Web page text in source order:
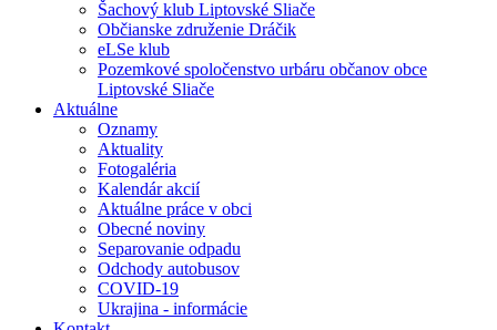
Šachový klub Liptovské Sliače
Občianske združenie Dráčik
eLSe klub
Pozemkové spoločenstvo urbáru občanov obce
Liptovské Sliače
Aktuálne
Oznamy
Aktuality
Fotogaléria
Kalendár akcií
Aktuálne práce v obci
Obecné noviny
Separovanie odpadu
Odchody autobusov
COVID-19
Ukrajina - informácie